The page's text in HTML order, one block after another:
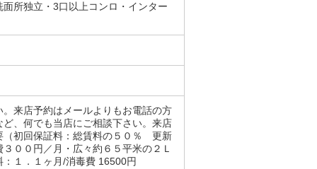
所独立・3口以上コンロ・インター
来店予約はメールよりもお電話の方
、何でも当店にご相談下さい。来店
（初回保証料：総賃料の５０％ 更新
００円／月・広々約６５平米の２Ｌ
１．１ヶ月/消毒費 16500円